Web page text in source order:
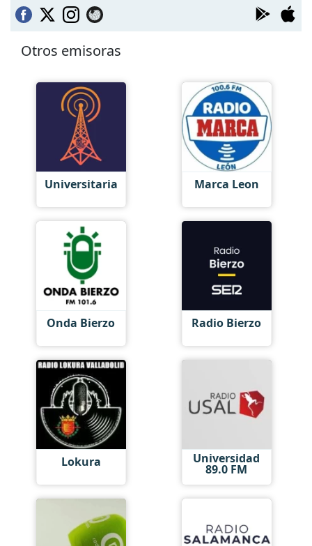
Otros emisoras
Universitaria Marca Leon
Onda Bierzo Radio Bierzo
Lokura Universidad
89.0 FM